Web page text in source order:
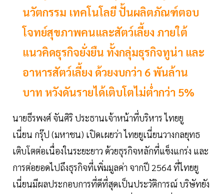
นวัตกรรม เทคโนโลยี ปั้นผลิตภัณฑ์ตอบ
โจทย์สุขภาพคนและสัตว์เลี้ยง ภายใต้
แนวคิดธุรกิจยั่งยืน ทั้งกลุ่มธุรกิจทูน่า และ
อาหารสัตว์เลี้ยง ด้วยงบกว่า 6 พันล้าน
บาท หวังดันรายได้เติบโตไม่ต่ำกว่า 5%
นายธีรพงศ์ จันศิริ ประธานเจ้าหน้าที่บริหาร ไทยยู
เนี่ยน กรุ๊ป (มหาชน) เปิดเผยว่า ไทยยูเนี่ยนวางกลยุทธ
เติบโตต่อเนื่องในระยะยาว ด้วยธุรกิจหลักที่แข็งแกร่ง และ
การต่อยอดไปถึงธุรกิจที่เพิ่มมูลค่า จากปี 2564 ที่ไทยยู
เนี่ยนมีผลประกอบการที่ดีที่สุดเป็นประวัติการณ์ บริษัทยัง